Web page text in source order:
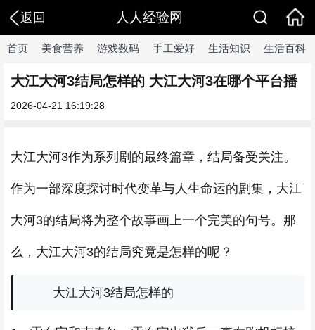
返回 人人经验网
首页 美食营养 游戏数码 手工爱好 生活知识 生活百科
大江大河3结局怎样的 大江大河3在哪个平台播
2026-04-21 16:19:28
大江大河3作为系列剧的最终篇章，结局备受关注。
作为一部深度探讨时代变革与人生命运的剧集，大江
大河3的结局将为整个故事画上一个完美的句号。那
么，大江大河3的结局究竟是怎样的呢？
大江大河3结局怎样的